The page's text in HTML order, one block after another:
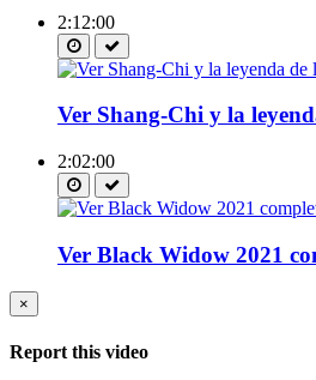
2:12:00
Ver Shang-Chi y la
2:02:00
Ver Black Widow 2021
×
Report this video